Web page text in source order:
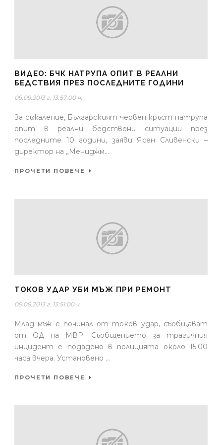
ВИДЕО: БЧК НАТРУПА ОПИТ В РЕАЛНИ
БЕДСТВИЯ ПРЕЗ ПОСЛЕДНИТЕ ГОДИНИ
09.09.2013 г. 13:57:00 ч.
За съжаление, Българският червен кръст натрупа
опит в реални бедствени ситуации през
последните 10 години, заяви Ясен Сливенски –
директор на „Мениджм...
ПРОЧЕТИ ПОВЕЧЕ
ТОКОВ УДАР УБИ МЪЖ ПРИ РЕМОНТ
09.09.2013 г. 13:51:00 ч.
Млад мъж е починал от токов удар, съобщават
от ОД на МВР. Съобщението за трагичния
инцидент е подадено в полицията около 15.00
часа вчера. Установено ...
ПРОЧЕТИ ПОВЕЧЕ